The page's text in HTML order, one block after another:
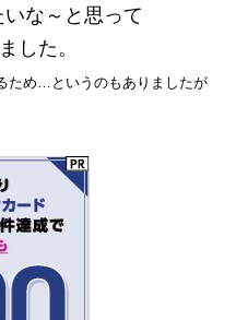
な～と思って
した。
ため…というのもありましたが